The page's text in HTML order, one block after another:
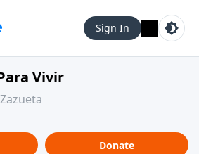
Sign In
Vivir
Donate